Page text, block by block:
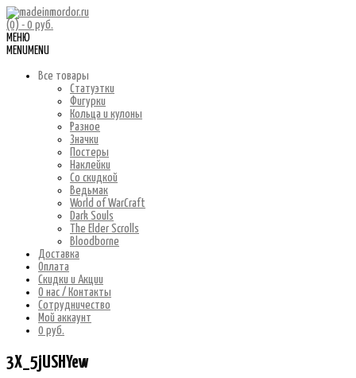
(0) - 0 руб.
МЕНЮ
MENU MENU
Все товары
Статуэтки
Фигурки
Кольца и кулоны
Разное
Значки
Постеры
Наклейки
Со скидкой
Ведьмак
World of WarCraft
Dark Souls
The Elder Scrolls
Bloodborne
Доставка
Оплата
Скидки и Акции
О нас / Контакты
Сотрудничество
Мой аккаунт
0 руб.
3X_5jUSHYew